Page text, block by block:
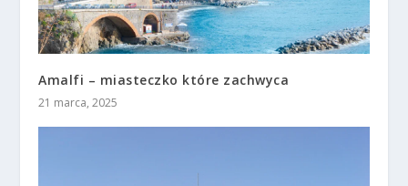
Amalfi – miasteczko które zachwyca
21 marca, 2025